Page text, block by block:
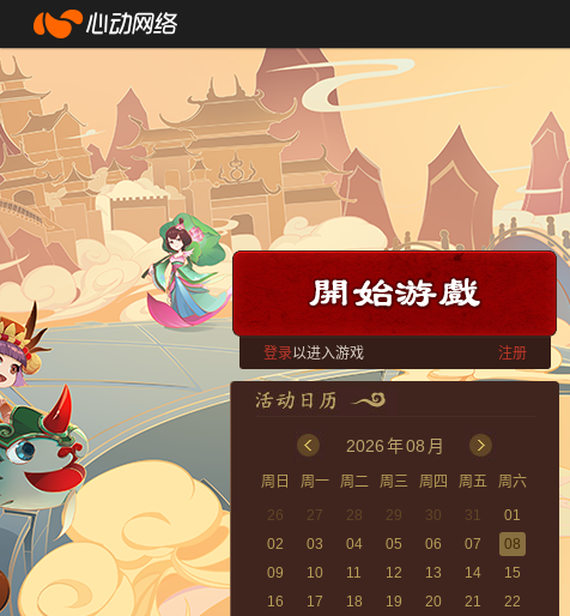
登录以进入游戏 注册
2026年08 月
周日 周一 周二 周三 周四 周五
周六
26
27 28 29 30 31
01
02
03 04 05 06 07
08
09
10 11 12 13 14
15
16
17 18 19 20 21
22